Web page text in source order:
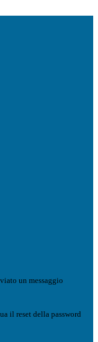
un messaggio
il reset della password